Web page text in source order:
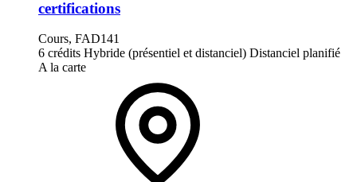
certifications
Cours, FAD141
6 crédits Hybride (présentiel et distanciel) Distanciel planifié
A la carte